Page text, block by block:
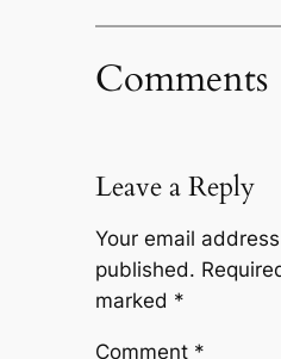
Comments
Leave a Reply
Your email
published.
marked *
Comment *